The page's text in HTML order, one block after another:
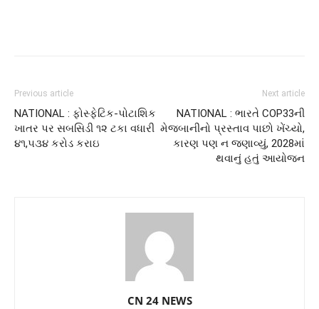
Previous article
NATIONAL : ફોસ્ફેટિક-પોટાશિક
ખાતર પર સબસિડી ૧૨ ટકા વધારી
૪૧,૫૩૪ કરોડ કરાઇ
Next article
NATIONAL : ભારતે COP33ની
મેજબાનીનો પ્રસ્તાવ પાછો ખેંચ્યો,
કારણ પણ ન જણાવ્યું, 2028માં
થવાનું હતું આયોજન
CN 24 NEWS